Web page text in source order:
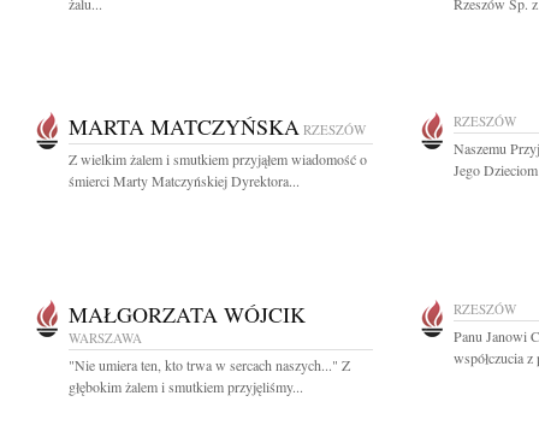
MARTA MATCZYŃSKA RZESZÓW
Z wielkim żalem i smutkiem przyjąłem wiadomość o
śmierci Marty Matczyńskiej Dyrektora...
RZESZÓW
Naszemu
Jego
MAŁGORZATA WÓJCIK
WARSZAWA
"Nie umiera ten, kto trwa w sercach naszych..." Z
głębokim żalem i smutkiem przyjęliśmy...
RZESZÓW
Panu Janowi
współczucia